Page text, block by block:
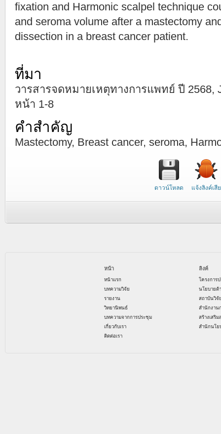
fixation and Harmonic scalpel technique
and seroma volume after a mastectomy
dissection in a breast cancer patient.
ที่มา
วารสารจดหมายเหตุทางการแพทย์ ปี 2568,
หน้า 1-8
คำสำคัญ
Mastectomy, Breast cancer, seroma,
ดาวน์โหลด แจ้งลิงค์เสีย
หน้า
หน้าแรก
บทความวิจัย
รายงาน
วิทยานิพนธ์
บทความจากการประชุม
เกี่ยวกับเรา
ติดต่อเรา
ลิงค์
โครงการ
นโยบายด้
สถาบันวิจั
สำนักงาน
สร้างเสริ
สำนักนโย